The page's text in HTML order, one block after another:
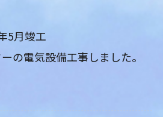
5月竣工
の電気設備工事しました。